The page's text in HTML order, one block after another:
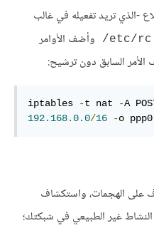
-الذي تريد تفعيله في غالب
‎/etc/
وأضف الأوامر
الأمر السابق دون ترشيح:
iptables -t nat -A
192.168.0.0/16 -o ppp0
على الهجمات، واستكشاف
النشاط غير الطبيعي في شبكتك؛